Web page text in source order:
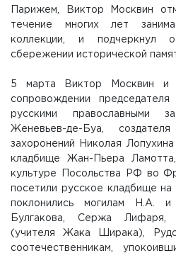
Парижем, Виктор Москвин
течение многих лет
коллекции, и подчеркнул
сбережении исторической
5 марта Виктор Москвин и
сопровождении
русскими православными
Женевьев-де-Буа,
захоронений Николая
кладбище Жан-Пьера
культуре Посольства РФ во
посетили русское кладбище
поклонились могилам Н.А.
Булгакова, Сержа Лифаря,
(учителя Жака Ширака),
соотечественникам,